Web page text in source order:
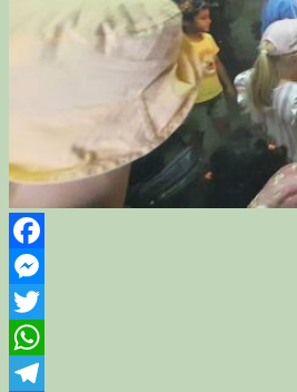
Facebook
Messenger
Twitter
WhatsApp